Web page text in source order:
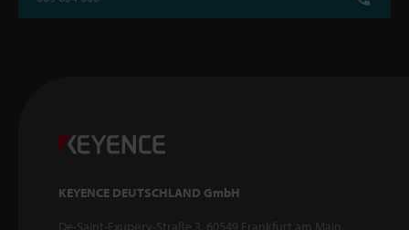
KEYENCE DEUTSCHLAND GmbH
De-Saint-Exupéry-Straße 3, 60549 Frankfurt am Main,